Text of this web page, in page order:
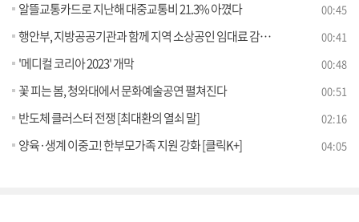
알뜰교통카드로 지난해 대중교통비 21.3% 아꼈다 00:45
행안부, 지방공공기관과 함께 지역 소상공인 임대료 감면 지원 00:41
'메디컬 코리아 2023' 개막 00:48
꽃 피는 봄, 청와대에서 문화예술공연 펼쳐진다 00:51
반도체 클러스터 전쟁 [최대환의 열쇠 말] 02:16
양육·생계 이중고! 한부모가족 지원 강화 [클릭K+] 04:05